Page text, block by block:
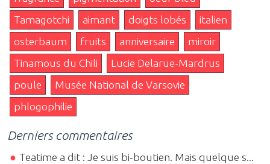
Tamagotchi
aimant doigts lobés
italien
osterbaum
fruits anniversaire
miroir
Tinamous du Chili
Lucie Delarue-Mardrus
poule
Musée National de Varsovie
phlogophilie
Derniers commentaires
Teatime a dit : Je suis bi-boutien. Mais quelque s...